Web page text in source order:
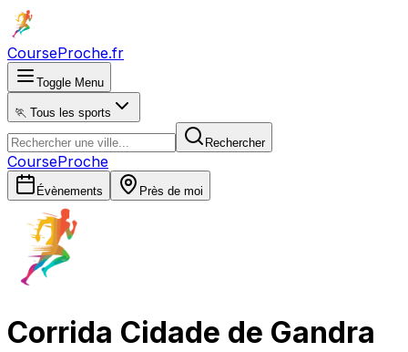
CourseProche.fr
Toggle Menu
🏃 Tous les sports
Rechercher
CourseProche
Évènements Près de moi
Corrida Cidade de Gandra